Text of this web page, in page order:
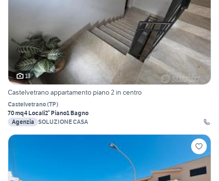
13
Castelvetrano appartamento piano 2 in centro
Castelvetrano(TP)
70 mq4 Locali2° Piano1 Bagno
Agenzia SOLUZIONE CASA